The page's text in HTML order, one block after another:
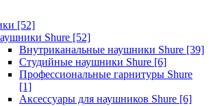
[52]
Shure [52]
Внутриканальные наушники Shure [39]
Студийные наушники Shure [6]
Профессиональные гарнитуры Shure
[1]
Аксессуары для наушников Shure [6]